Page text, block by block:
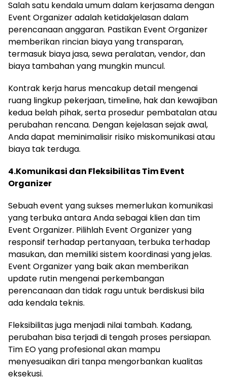
Salah satu kendala umum dalam kerjasama dengan
Event Organizer adalah ketidakjelasan dalam
perencanaan anggaran. Pastikan Event Organizer
memberikan rincian biaya yang transparan,
termasuk biaya jasa, sewa peralatan, vendor, dan
biaya tambahan yang mungkin muncul.
Kontrak kerja harus mencakup detail mengenai
ruang lingkup pekerjaan, timeline, hak dan kewajiban
kedua belah pihak, serta prosedur pembatalan atau
perubahan rencana. Dengan kejelasan sejak awal,
Anda dapat meminimalisir risiko miskomunikasi atau
biaya tak terduga.
4.Komunikasi dan Fleksibilitas Tim Event
Organizer
Sebuah event yang sukses memerlukan komunikasi
yang terbuka antara Anda sebagai klien dan tim
Event Organizer. Pilihlah Event Organizer yang
responsif terhadap pertanyaan, terbuka terhadap
masukan, dan memiliki sistem koordinasi yang jelas.
Event Organizer yang baik akan memberikan
update rutin mengenai perkembangan
perencanaan dan tidak ragu untuk berdiskusi bila
ada kendala teknis.
Fleksibilitas juga menjadi nilai tambah. Kadang,
perubahan bisa terjadi di tengah proses persiapan.
Tim EO yang profesional akan mampu
menyesuaikan diri tanpa mengorbankan kualitas
eksekusi.